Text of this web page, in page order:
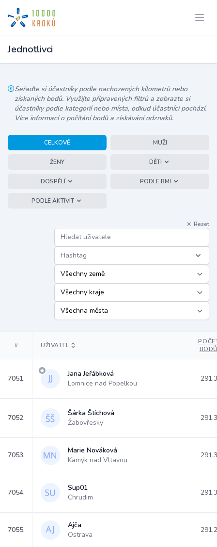
Jednotlivci
Seřaďte si účastníky podle nachozených kilometrů nebo
získaných bodů. Využijte připravených filtrů a zobrazte si
účastníky podle kategorií nebo místa, odkud účastníci pochází.
Více informací o počítání bodů a získávání odznaků.
CELKOVĚ MUŽI
ŽENY DĚTI
DOSPĚLÍ PODLE BMI
PODLE AKTIVIT
Reset
Hashtag
# UŽIVATEL
7051.
Jana Jeřábková
Lomnice nad Popelkou
7052.
Šárka Štíchová
Žabovřesky
7053.
Marie Nováková
Kamýk nad Vltavou
7054.
Sup01
Chrudim
7055.
Ajča
Ostrava